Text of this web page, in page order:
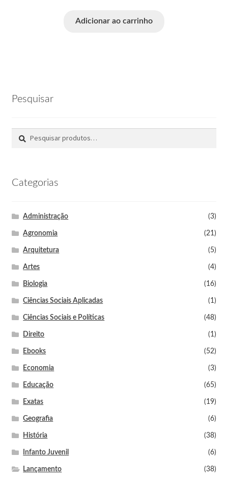
Adicionar ao carrinho
Pesquisar
Pesquisar
Categorias
Administração (3)
Agronomia (21)
Arquitetura (5)
Artes (4)
Biologia (16)
Ciências Sociais Aplicadas (1)
Ciências Sociais e Políticas (48)
Direito (1)
Ebooks (52)
Economia (3)
Educação (65)
Exatas (19)
Geografia (6)
História (38)
Infanto Juvenil (6)
Lançamento (38)